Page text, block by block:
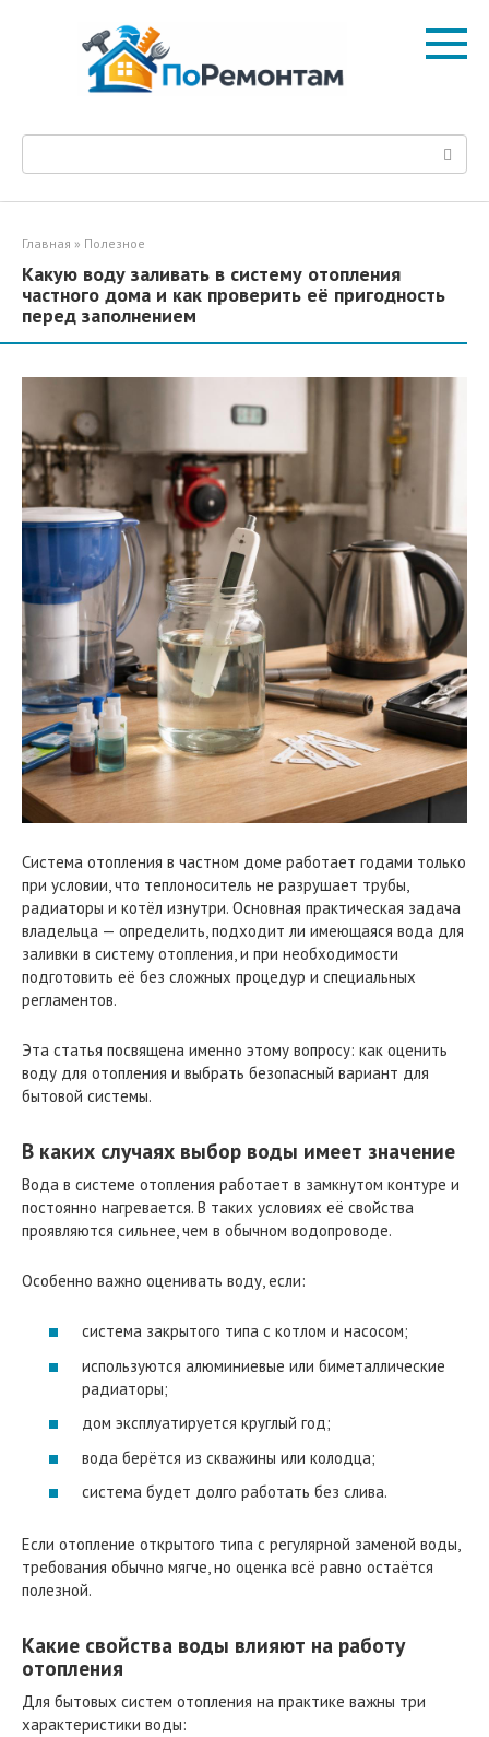
Поиск:
Главная » Полезное
Какую воду заливать в систему отопления
частного дома и как проверить её пригодность
перед заполнением
Система отопления в частном доме работает годами только
при условии, что теплоноситель не разрушает трубы,
радиаторы и котёл изнутри. Основная практическая задача
владельца — определить, подходит ли имеющаяся вода для
заливки в систему отопления, и при необходимости
подготовить её без сложных процедур и специальных
регламентов.
Эта статья посвящена именно этому вопросу: как оценить
воду для отопления и выбрать безопасный вариант для
бытовой системы.
В каких случаях выбор воды имеет значение
Вода в системе отопления работает в замкнутом контуре и
постоянно нагревается. В таких условиях её свойства
проявляются сильнее, чем в обычном водопроводе.
Особенно важно оценивать воду, если:
система закрытого типа с котлом и насосом;
используются алюминиевые или биметаллические
радиаторы;
дом эксплуатируется круглый год;
вода берётся из скважины или колодца;
система будет долго работать без слива.
Если отопление открытого типа с регулярной заменой воды,
требования обычно мягче, но оценка всё равно остаётся
полезной.
Какие свойства воды влияют на работу
отопления
Для бытовых систем отопления на практике важны три
характеристики воды: